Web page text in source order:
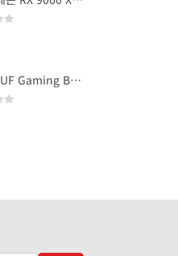
ASUS TUF Gaming B850-PLUS WIFI